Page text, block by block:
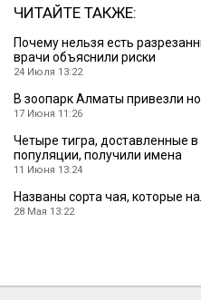
ЧИТАЙТЕ ТАКЖЕ:
Почему нельзя есть
врачи объяснили риски
24 Июля 13:22
В зоопарк Алматы привезли
17 Июня 11:26
Четыре тигра, доставленные
популяции, получили имена
11 Июня 13:24
Названы сорта чая, которые
28 Мая 13:22